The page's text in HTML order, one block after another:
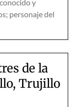
y
personaje del
de la
Trujillo